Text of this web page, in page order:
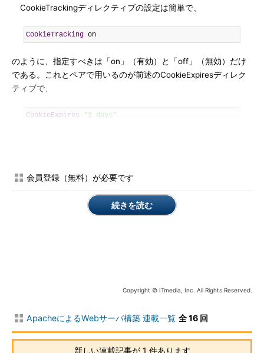
CookieTrackingディレクティブの設定は簡単で、
CookieTracking on
のように、指定すべきは「on」（有効）と「off」（無効）だけ
である。これとペアで用いるのが前述のCookieExpiresディレク
ティブで、
CookieExpires "2 days"
合、クッキーの有効期限はユーザーがWebブラウザを終了させる
「CookieTracking on」を指定すればよい。
ログを使った追跡
Webブラウザに記憶させたクッキーを取得してファイルに記録
する設定は、実のところアクセスログと共通の方法を用いる。正
会員登録（無料）が必要です
続きを読む
Copyright © ITmedia, Inc. All Rights Reserved.
ApacheによるWebサーバ構築 連載一覧 全 16 回
新しい連載記事が 1 件あります